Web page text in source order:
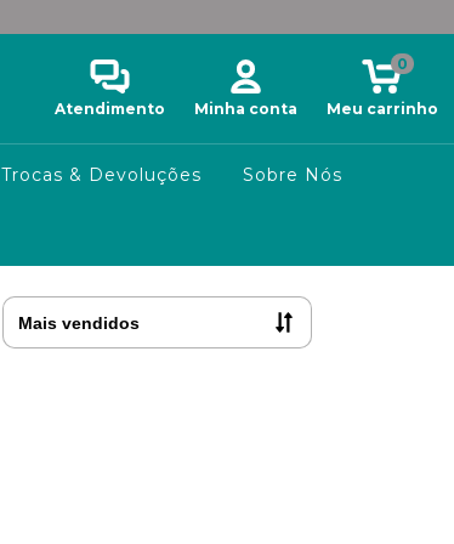
Atendimento Minha conta Meu carrinho
0
Trocas & Devoluções Sobre Nós